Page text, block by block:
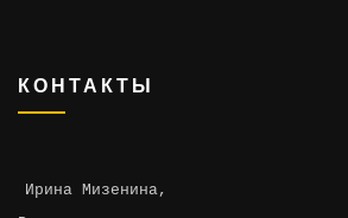
КОНТАКТЫ
Ирина Мизенина,